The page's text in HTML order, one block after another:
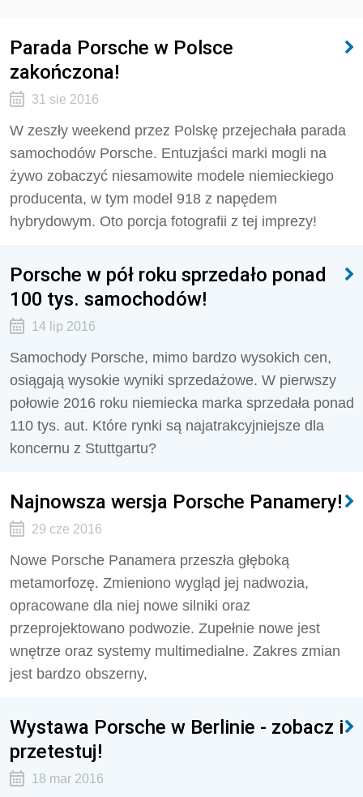
Parada Porsche w Polsce
zakończona!
31 sie 2016
W zeszły weekend przez Polskę przejechała parada
samochodów Porsche. Entuzjaści marki mogli na
żywo zobaczyć niesamowite modele niemieckiego
producenta, w tym model 918 z napędem
hybrydowym. Oto porcja fotografii z tej imprezy!
Porsche w pół roku sprzedało ponad
100 tys. samochodów!
14 lip 2016
Samochody Porsche, mimo bardzo wysokich cen,
osiągają wysokie wyniki sprzedażowe. W pierwszy
połowie 2016 roku niemiecka marka sprzedała ponad
110 tys. aut. Które rynki są najatrakcyjniejsze dla
koncernu z Stuttgartu?
Najnowsza wersja Porsche Panamery!
29 cze 2016
Nowe Porsche Panamera przeszła głęboką
metamorfozę. Zmieniono wygląd jej nadwozia,
opracowane dla niej nowe silniki oraz
przeprojektowano podwozie. Zupełnie nowe jest
wnętrze oraz systemy multimedialne. Zakres zmian
jest bardzo obszerny,
Wystawa Porsche w Berlinie - zobacz i
przetestuj!
18 mar 2016